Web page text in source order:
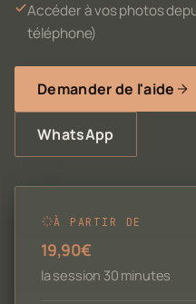
Accéder à vos photos
téléphone)
Demander de l'aide
WhatsApp
À PARTIR DE
19,90€
la session 30 minutes